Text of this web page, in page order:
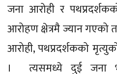
जना आरोही र
आरोहण क्षेत्रमै ज्यान
आरोही, पथप्रदर्शकको
। त्यसमध्ये दुई जना